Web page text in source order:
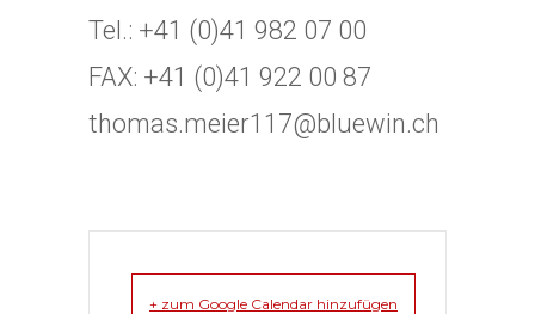
Tel.: +41 (0)41 982 07 00
FAX: +41 (0)41 922 00 87
thomas.meier117@bluewin.ch
+ zum Google Calendar hinzufügen